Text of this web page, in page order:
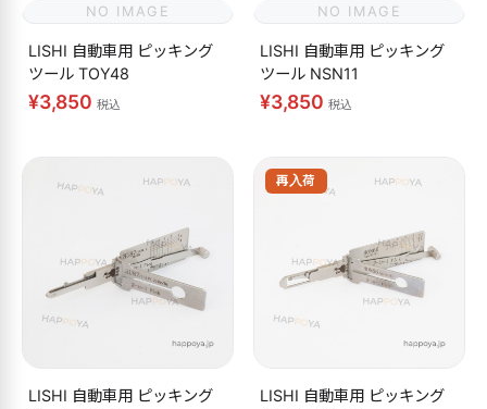
NO IMAGE
LISHI 自動車用 ピッキング
ツール TOY48
¥3,850 税込
NO IMAGE
LISHI 自動車用 ピッキング
ツール NSN11
¥3,850 税込
LISHI 自動車用 ピッキング
再入荷
LISHI 自動車用 ピッキング